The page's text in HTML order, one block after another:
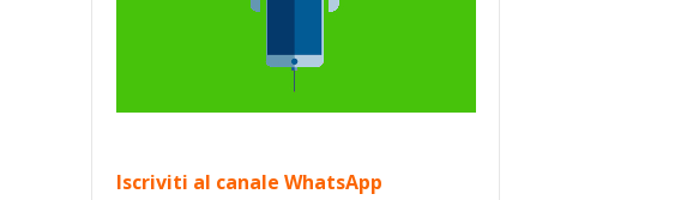
Iscriviti al canale WhatsApp